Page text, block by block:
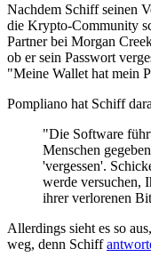
Nachdem Schiff seinen
die Krypto-Community
Partner bei Morgan
ob er sein Passwort
"Meine Wallet hat mein
Pompliano hat Schiff
"Die Software
Menschen
'vergessen'.
werde versuchen,
ihrer verlorenen
Allerdings sieht es so
weg, denn Schiff